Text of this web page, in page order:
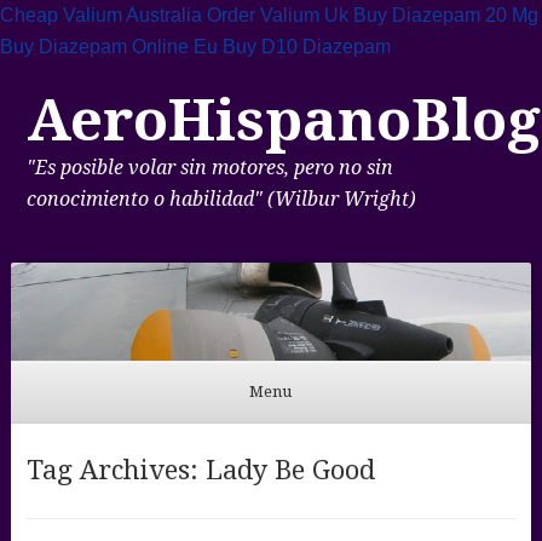
Cheap Valium Australia Order Valium Uk Buy Diazepam 20 Mg
Buy Diazepam Online Eu Buy D10 Diazepam
AeroHispanoBlog
"Es posible volar sin motores, pero no sin
conocimiento o habilidad" (Wilbur Wright)
Menu
Tag Archives: Lady Be Good